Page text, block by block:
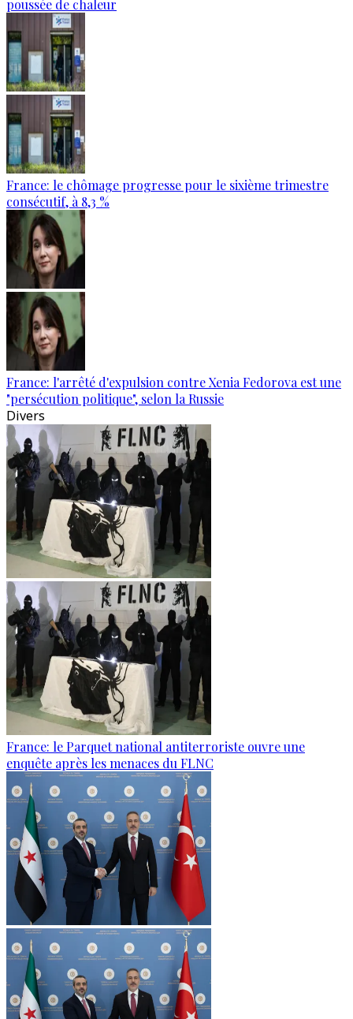
poussée de chaleur
France: le chômage progresse pour le sixième trimestre
consécutif, à 8,3 %
France: l'arrêté d'expulsion contre Xenia Fedorova est une
"persécution politique", selon la Russie
Divers
France: le Parquet national antiterroriste ouvre une
enquête après les menaces du FLNC